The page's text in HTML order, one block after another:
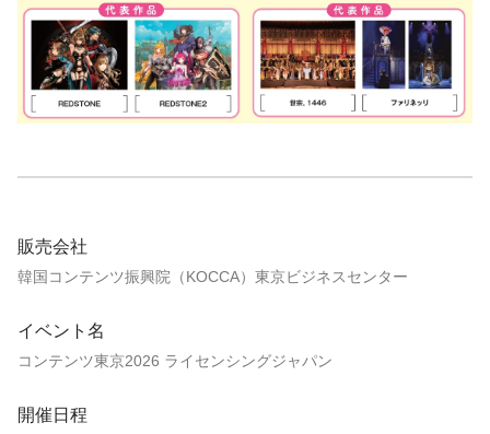
販売会社
韓国コンテンツ振興院（KOCCA）東京ビジネスセンター
イベント名
コンテンツ東京2026 ライセンシングジャパン
開催日程